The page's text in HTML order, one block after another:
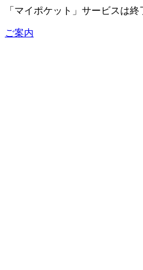
「マイポケット」サービスは
ご案内